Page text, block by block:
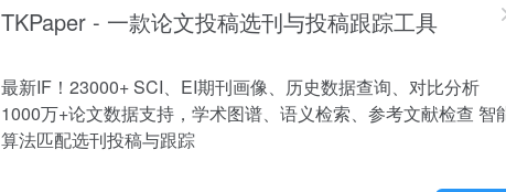
TKPaper - 一款论文投稿选刊与投稿跟踪工具
最新IF！23000+ SCI、EI期刊画像、历史数据查询、对比分析
1000万+论文数据支持，学术图谱、语义检索、参考文献检查 智
算法匹配选刊投稿与跟踪